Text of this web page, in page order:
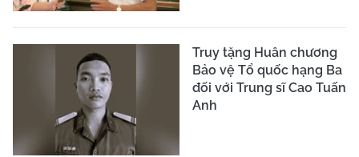
Truy tặng Huân chương
Bảo vệ Tổ quốc hạng Ba
đối với Trung sĩ Cao Tuấn
Anh